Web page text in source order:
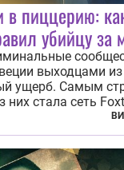
в пиццерию:
убийцу за
выходцами из
ущерб. Самым
них стала сеть
убивают и
на наркотики, но
более страшное —